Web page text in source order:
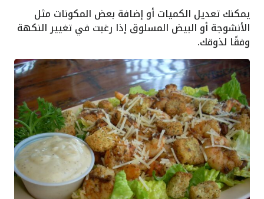
يمكنك تعديل الكميات أو إضافة بعض المكونات مثل
الأنشوجة أو البيض المسلوق إذا رغبت في تغيير النكهة
وفقًا لذوقك.